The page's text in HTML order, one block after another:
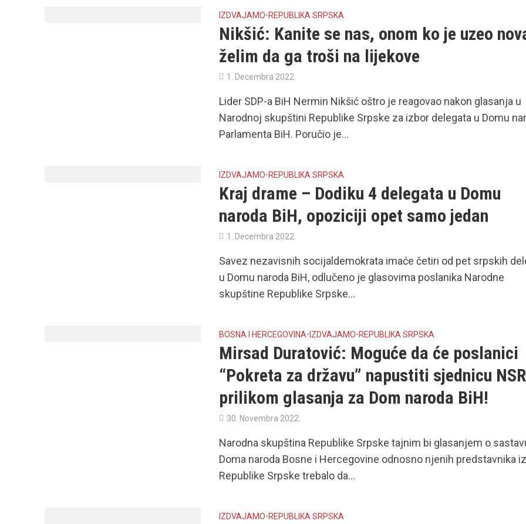
IZDVAJAMO• REPUBLIKA SRPSKA
Nikšić: Kanite se nas, onom ko je uzeo
želim da ga troši na lijekove
1. Decembra 2022.
Lider SDP-a BiH Nermin Nikšić oštro je reagovao nakon glasanja u
Narodnoj skupštini Republike Srpske za izbor delegata u Domu
Parlamenta BiH. Poručio je...
IZDVAJAMO• REPUBLIKA SRPSKA
Kraj drame – Dodiku 4 delegata u Domu
naroda BiH, opoziciji opet samo jedan
1. Decembra 2022.
Savez nezavisnih socijaldemokrata imaće četiri od pet srpskih
u Domu naroda BiH, odlučeno je glasovima poslanika Narodne
skupštine Republike Srpske...
BOSNA I HERCEGOVINA• IZDVAJAMO• REPUBLIKA SRPSKA
Mirsad Duratović: Moguće da će poslanici
“Pokreta za državu” napustiti sjednicu
prilikom glasanja za Dom naroda BiH!
30. Novembra 2022.
Narodna skupština Republike Srpske tajnim bi glasanjem o
Doma naroda Bosne i Hercegovine odnosno njenih predstavnika iz
Republike Srpske trebalo da...
IZDVAJAMO• REPUBLIKA SRPSKA